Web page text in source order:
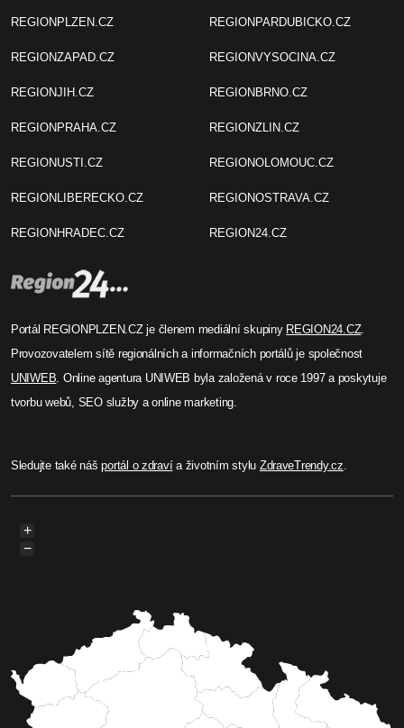
REGIONPLZEN.CZ
REGIONZAPAD.CZ
REGIONJIH.CZ
REGIONPRAHA.CZ
REGIONUSTI.CZ
REGIONLIBERECKO.CZ
REGIONHRADEC.CZ
REGIONPARDUBICKO.CZ
REGIONVYSOCINA.CZ
REGIONBRNO.CZ
REGIONZLIN.CZ
REGIONOLOMOUC.CZ
REGIONOSTRAVA.CZ
REGION24.CZ
Portál REGIONPLZEN.CZ je členem mediální skupiny REGION24.CZ.
Provozovatelem sítě regionálních a informačních portálů je společnost
UNIWEB. Online agentura UNIWEB byla založená v roce 1997 a poskytuje
tvorbu webů, SEO služby a online marketing.
Sledujte také nášportál o zdravía životním stylu ZdraveTrendy.cz.
+
−